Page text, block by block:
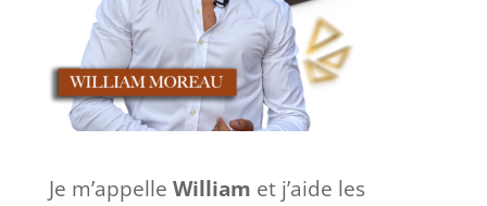
Je m’appelle William et j’aide les